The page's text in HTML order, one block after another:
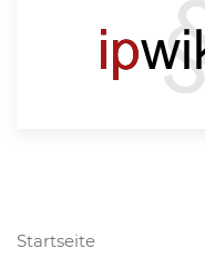
Startseite